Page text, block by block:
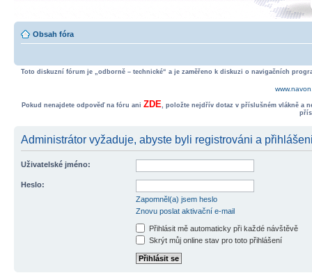
Obsah fóra
Toto diskuzní fórum je „odborně – technické“ a je zaměřeno k diskuzi o navigačních
Pokud nenajdete odpověď na fóru ani ZDE, položte nejdřív dotaz v příslušném vlákně a
Administrátor vyžaduje, abyste byli registrováni a
Uživatelské jméno:
Heslo:
Zapomněl(a) jsem heslo
Znovu poslat aktivační e-mail
Přihlásit mě automaticky při každé návštěvě
Skrýt můj online stav pro toto přihlášení